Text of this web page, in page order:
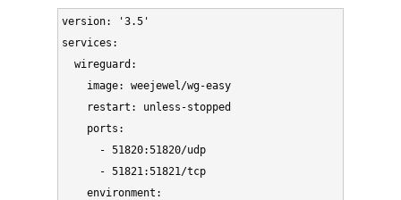
version: '3.5'
services:
  wireguard:
    environment: